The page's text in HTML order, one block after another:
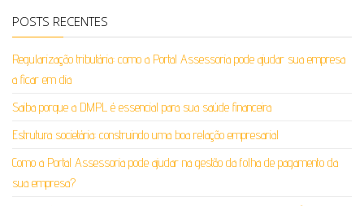
POSTS RECENTES
Regularização tributária: como a Portal Assessoria pode ajudar sua empresa
a ficar em dia
Saiba porque a DMPL é essencial para sua saúde financeira
Estrutura societária: construindo uma boa relação empresarial
Como a Portal Assessoria pode ajudar na gestão da folha de pagamento da
sua empresa?